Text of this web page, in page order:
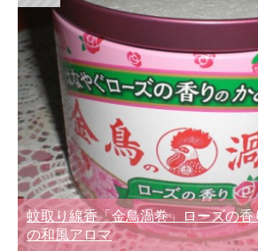
蚊取り線香「金鳥渦巻」ローズの香
の和風アロマ